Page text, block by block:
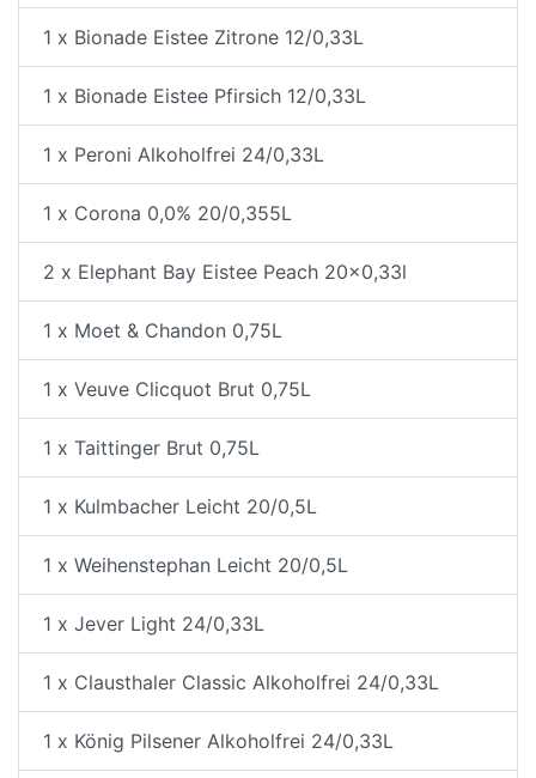
1 x Bionade Eistee Zitrone 12/0,33L
1 x Bionade Eistee Pfirsich 12/0,33L
1 x Peroni Alkoholfrei 24/0,33L
1 x Corona 0,0% 20/0,355L
2 x Elephant Bay Eistee Peach 20x0,33l
1 x Moet & Chandon 0,75L
1 x Veuve Clicquot Brut 0,75L
1 x Taittinger Brut 0,75L
1 x Kulmbacher Leicht 20/0,5L
1 x Weihenstephan Leicht 20/0,5L
1 x Jever Light 24/0,33L
1 x Clausthaler Classic Alkoholfrei 24/0,33L
1 x König Pilsener Alkoholfrei 24/0,33L